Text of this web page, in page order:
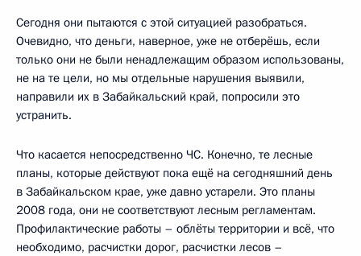
Сегодня они пытаются с этой ситуацией разобраться.
Очевидно, что деньги, наверное, уже не отберёшь, если
только они не были ненадлежащим образом использованы,
не на те цели, но мы отдельные нарушения выявили,
направили их в Забайкальский край, попросили это
устранить.
Что касается непосредственно ЧС. Конечно, те лесные
планы, которые действуют пока ещё на сегодняшний день
в Забайкальском крае, уже давно устарели. Это планы
2008 года, они не соответствуют лесным регламентам.
Профилактические работы – облёты территории и всё, что
необходимо, расчистки дорог, расчистки лесов –